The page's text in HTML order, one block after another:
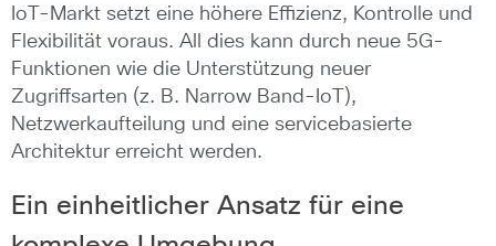
IoT-Markt setzt eine höhere Effizienz, Kontrolle und
Flexibilität voraus. All dies kann durch neue 5G-
Funktionen wie die Unterstützung neuer
Zugriffsarten (z. B. Narrow Band-IoT),
Netzwerkaufteilung und eine servicebasierte
Architektur erreicht werden.
Ein einheitlicher Ansatz für eine